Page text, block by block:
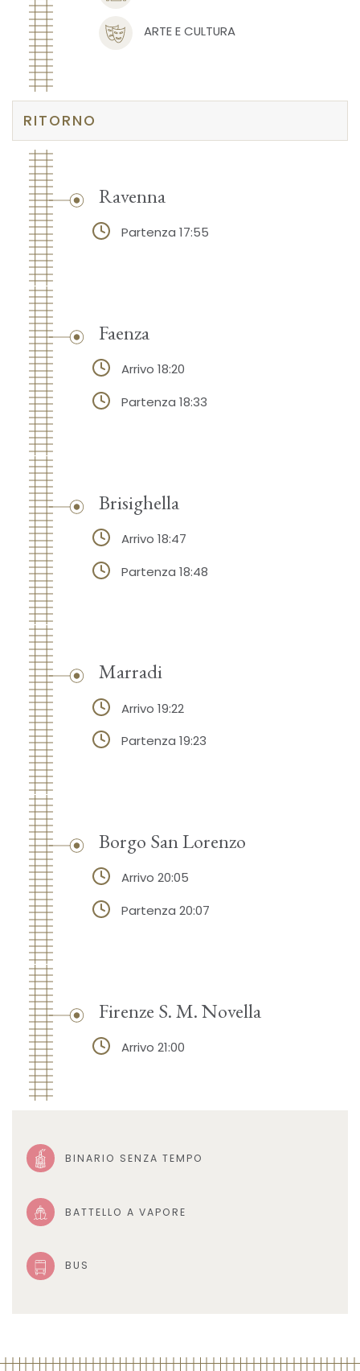
ARTE E CULTURA
RITORNO
Ravenna
Partenza 17:55
Faenza
Arrivo 18:20
Partenza 18:33
Brisighella
Arrivo 18:47
Partenza 18:48
Marradi
Arrivo 19:22
Partenza 19:23
Borgo San Lorenzo
Arrivo 20:05
Partenza 20:07
Firenze S. M. Novella
Arrivo 21:00
BINARIO SENZA TEMPO
BATTELLO A VAPORE
BUS